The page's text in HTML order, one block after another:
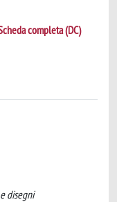
completa (DC)
disegni